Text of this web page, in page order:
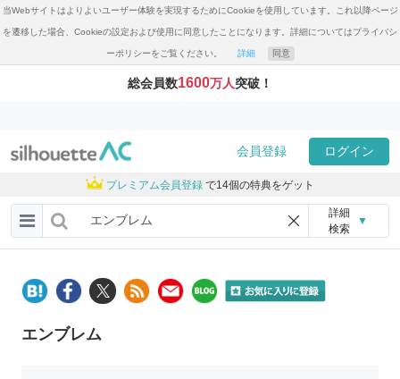
当Webサイトはよりよいユーザー体験を実現するためにCookieを使用しています。これ以降ページ
を遷移した場合、Cookieの設定および使用に同意したことになります。詳細についてはプライバシ
ーポリシーをご覧ください。 詳細 同意
総会員数1600万人突破！
会員登録 ログイン
プレミアム会員登録 で14個の特典をゲット
詳細
検索
▼
エンブレム